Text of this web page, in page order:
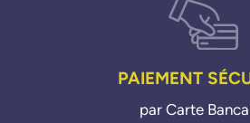
PAIEMENT
par Carte